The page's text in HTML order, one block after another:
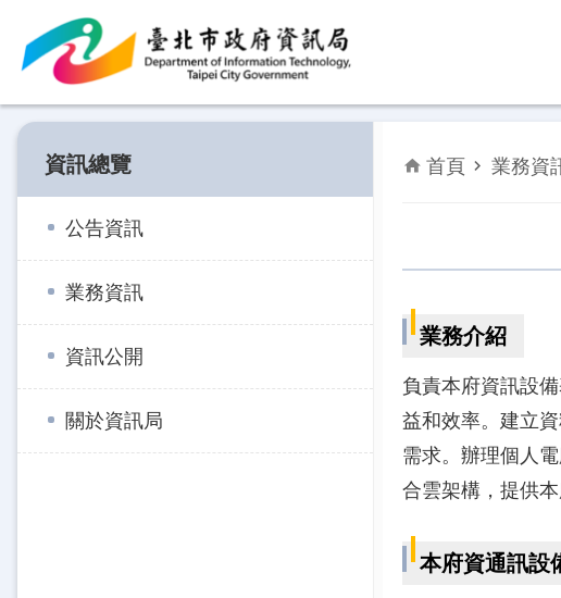
跳到主要內容區塊
資訊總覽
公告資訊
業務資訊
資訊公開
關於資訊局
首頁 業務資
業務介紹
負責本府資訊設
益和效率。建立
需求。辦理個人
合雲架構，提供
本府資通訊設